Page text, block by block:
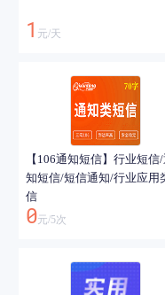
1 元/天
【106通知短信】行业短信
知短信/短信通知/行业应用
信
0元/5次